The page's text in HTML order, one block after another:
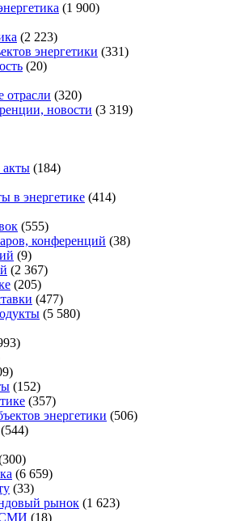
(1 900)
(2 223)
энергетики (331)
(20)
отрасли (320)
новости (3 319)
акты (184)
в энергетике (414)
(555)
конференций (38)
(9)
(2 367)
(205)
(477)
(5 580)
(152)
(357)
энергетики (506)
(544)
(6 659)
(33)
рынок (1 623)
СМИ (18)